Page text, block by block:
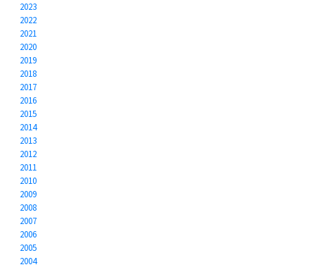
2023
2022
2021
2020
2019
2018
2017
2016
2015
2014
2013
2012
2011
2010
2009
2008
2007
2006
2005
2004